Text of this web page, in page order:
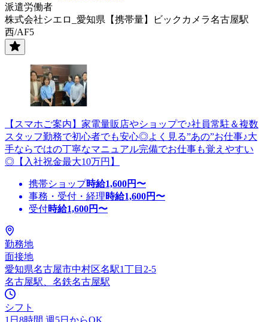
派遣労働者
株式会社シエロ_愛知県【携帯量】ビックカメラ名古屋駅
西/AF5
【スマホご案内】家電量販店やショップで♪社員常駐＆複数
スタッフ勤務で初心者でも安心◎よく見る”あの”お仕事♪大
手ならではの丁寧なマニュアル完備でお仕事も覚えやすい
◎【入社祝金最大10万円】
携帯ショップ時給1,600円〜
事務・受付・経理時給1,600円〜
受付時給1,600円〜
勤務地
面接地
愛知県名古屋市中村区名駅1丁目2-5
名古屋駅、名鉄名古屋駅
シフト
1日8時間 週5日からOK